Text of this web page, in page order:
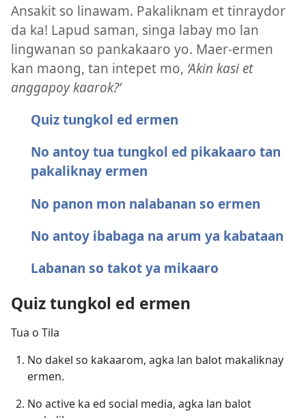
Ansakit so linawam. Pakaliknam et tinraydor
da ka! Lapud saman, singa labay mo lan
lingwanan so pankakaaro yo. Maer-ermen
kan maong, tan intepet mo, ‘Akin kasi et
anggapoy kaarok?’
Quiz tungkol ed ermen
No antoy tua tungkol ed pikakaaro tan
pakaliknay ermen
No panon mon nalabanan so ermen
No antoy ibabaga na arum ya kabataan
Labanan so takot ya mikaaro
Quiz tungkol ed ermen
Tua o Tila
No dakel so kakaarom, agka lan balot makaliknay
ermen.
No active ka ed social media, agka lan balot